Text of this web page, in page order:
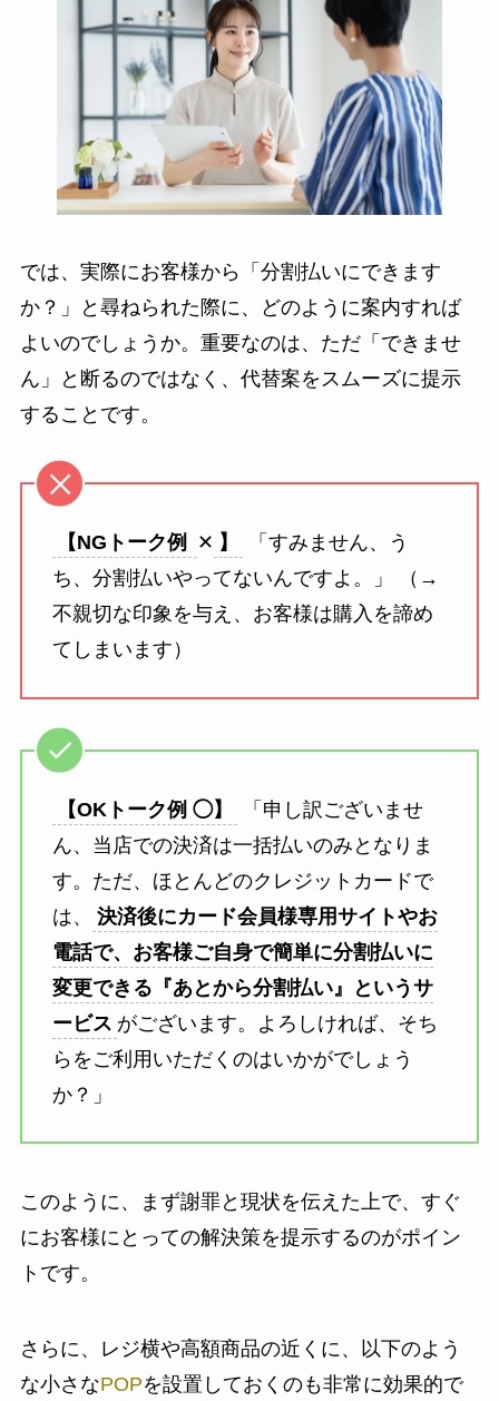
では、実際にお客様から「分割払いにできます
か？」と尋ねられた際に、どのように案内すれば
よいのでしょうか。重要なのは、ただ「できませ
ん」と断るのではなく、代替案をスムーズに提示
することです。
【NGトーク例 ✕ 】
「すみません、う
ち、分割払いやってないんですよ。」 （→
不親切な印象を与え、お客様は購入を諦め
てしまいます）
【OKトーク例 ◯】
「申し訳ございませ
ん、当店での決済は一括払いのみとなりま
す。ただ、ほとんどのクレジットカードで
は、
決済後にカード会員様専用サイトやお
電話で、お客様ご自身で簡単に分割払いに
変更できる『あとから分割払い』というサ
ービス がございます。よろしければ、そち
らをご利用いただくのはいかがでしょう
か？」
このように、まず謝罪と現状を伝えた上で、すぐ
にお客様にとっての解決策を提示するのがポイン
トです。
さらに、レジ横や高額商品の近くに、以下のよう
な小さなPOPを設置しておくのも非常に効果的で